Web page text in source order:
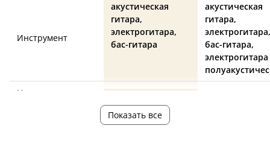
Инструмент
акустическая
гитара,
электрогитара,
бас-гитара
акустическая
гитара,
электрогитара,
бас-гитара,
электрогитара
Наплечник
нет
нейлон, кожа
Показать все